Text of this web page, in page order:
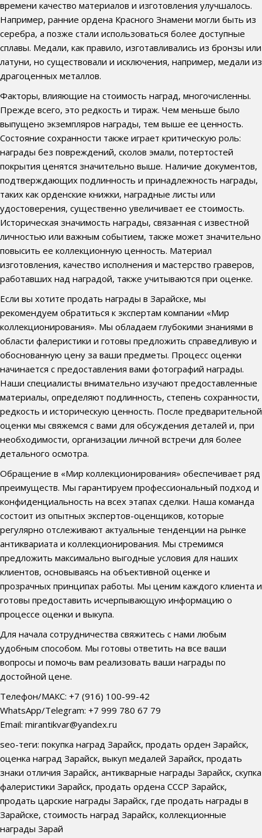
времени качество материалов и изготовления улучшалось.
Например, ранние ордена Красного Знамени могли быть из
серебра, а позже стали использоваться более доступные
сплавы. Медали, как правило, изготавливались из бронзы или
латуни, но существовали и исключения, например, медали из
драгоценных металлов.
Факторы, влияющие на стоимость наград, многочисленны.
Прежде всего, это редкость и тираж. Чем меньше было
выпущено экземпляров награды, тем выше ее ценность.
Состояние сохранности также играет критическую роль:
награды без повреждений, сколов эмали, потертостей
покрытия ценятся значительно выше. Наличие документов,
подтверждающих подлинность и принадлежность награды,
таких как орденские книжки, наградные листы или
удостоверения, существенно увеличивает ее стоимость.
Историческая значимость награды, связанная с известной
личностью или важным событием, также может значительно
повысить ее коллекционную ценность. Материал
изготовления, качество исполнения и мастерство граверов,
работавших над наградой, также учитываются при оценке.
Если вы хотите продать награды в Зарайске, мы
рекомендуем обратиться к экспертам компании «Мир
коллекционирования». Мы обладаем глубокими знаниями в
области фалеристики и готовы предложить справедливую и
обоснованную цену за ваши предметы. Процесс оценки
начинается с предоставления вами фотографий награды.
Наши специалисты внимательно изучают предоставленные
материалы, определяют подлинность, степень сохранности,
редкость и историческую ценность. После предварительной
оценки мы свяжемся с вами для обсуждения деталей и, при
необходимости, организации личной встречи для более
детального осмотра.
Обращение в «Мир коллекционирования» обеспечивает ряд
преимуществ. Мы гарантируем профессиональный подход и
конфиденциальность на всех этапах сделки. Наша команда
состоит из опытных экспертов-оценщиков, которые
регулярно отслеживают актуальные тенденции на рынке
антиквариата и коллекционирования. Мы стремимся
предложить максимально выгодные условия для наших
клиентов, основываясь на объективной оценке и
прозрачных принципах работы. Мы ценим каждого клиента и
готовы предоставить исчерпывающую информацию о
процессе оценки и выкупа.
Для начала сотрудничества свяжитесь с нами любым
удобным способом. Мы готовы ответить на все ваши
вопросы и помочь вам реализовать ваши награды по
достойной цене.
Телефон/МАКС: +7 (916) 100-99-42
WhatsApp/Telegram: +7 999 780 67 79
Email: mirantikvar@yandex.ru
seo-теги: покупка наград Зарайск, продать орден Зарайск,
оценка наград Зарайск, выкуп медалей Зарайск, продать
знаки отличия Зарайск, антикварные награды Зарайск, скупка
фалеристики Зарайск, продать ордена СССР Зарайск,
продать царские награды Зарайск, где продать награды в
Зарайске, стоимость наград Зарайск, коллекционные
награды Зарай